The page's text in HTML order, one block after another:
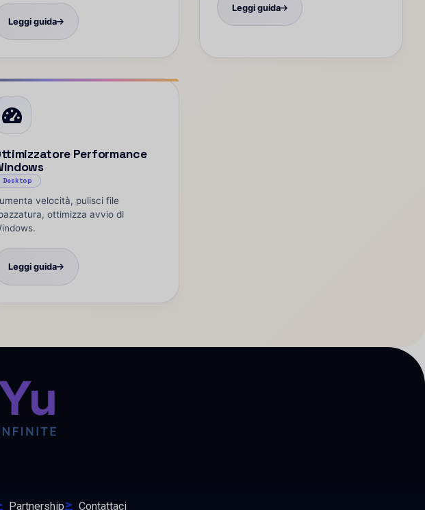
Leggi guida
Leggi guida
Performance
Desktop
velocità, pulisci file
ottimizza avvio di
Leggi guida
Partnership Contattaci